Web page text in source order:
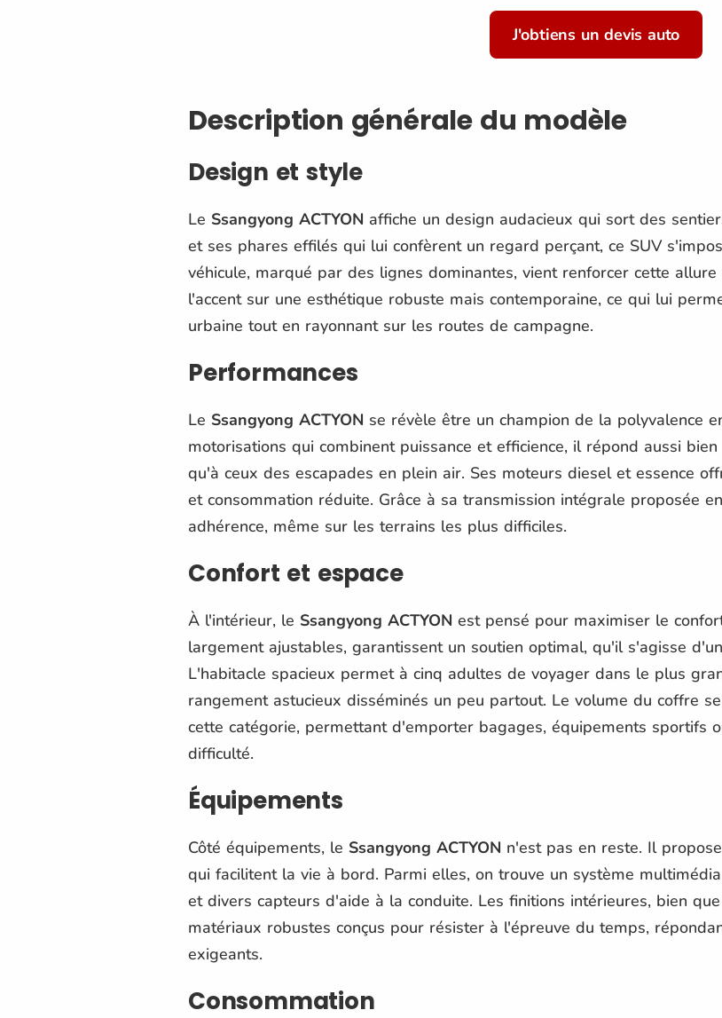
J'obtiens un devis auto
Description générale du modèle
Design et style
Le Ssangyong ACTYON affiche un design audacieux qui sort des
et ses phares effilés qui lui confèrent un regard perçant, ce SUV
véhicule, marqué par des lignes dominantes, vient renforcer cette
l'accent sur une esthétique robuste mais contemporaine, ce qui lui
urbaine tout en rayonnant sur les routes de campagne.
Performances
Le Ssangyong ACTYON se révèle être un champion de la polyvalence
motorisations qui combinent puissance et efficience, il répond aussi
qu'à ceux des escapades en plein air. Ses moteurs diesel et essence
et consommation réduite. Grâce à sa transmission intégrale proposée
adhérence, même sur les terrains les plus difficiles.
Confort et espace
À l'intérieur, le Ssangyong ACTYON est pensé pour maximiser le
largement ajustables, garantissent un soutien optimal, qu'il s'agisse
L'habitacle spacieux permet à cinq adultes de voyager dans le plus
rangement astucieux disséminés un peu partout. Le volume du coffre
cette catégorie, permettant d'emporter bagages, équipements sportifs
difficulté.
Équipements
Côté équipements, le Ssangyong ACTYON n'est pas en reste. Il
qui facilitent la vie à bord. Parmi elles, on trouve un système
et divers capteurs d'aide à la conduite. Les finitions intérieures, bien
matériaux robustes conçus pour résister à l'épreuve du temps,
exigeants.
Consommation